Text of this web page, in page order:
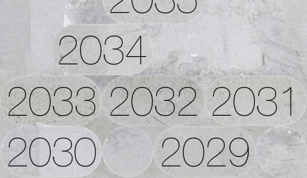
2034
2033 2032 2031
2030
2029